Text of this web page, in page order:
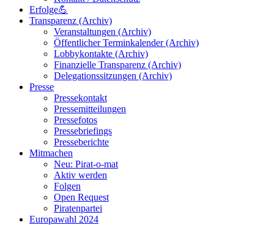
Erfolge💪
Transparenz (Archiv)
Veranstaltungen (Archiv)
Öffentlicher Terminkalender (Archiv)
Lobbykontakte (Archiv)
Finanzielle Transparenz (Archiv)
Delegationssitzungen (Archiv)
Presse
Pressekontakt
Pressemitteilungen
Pressefotos
Pressebriefings
Presseberichte
Mitmachen
Neu: Pirat-o-mat
Aktiv werden
Folgen
Open Request
Piratenpartei
Europawahl 2024